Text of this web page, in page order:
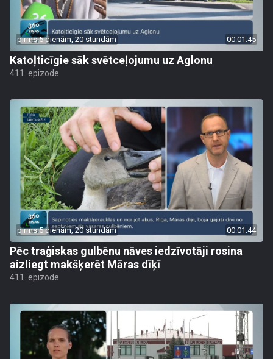
pirms 5 dienām, 20 stundām 00:01:45
Katoļticīgie sāk svētceļojumu uz Aglonu
411. epizode
pirms 5 dienām, 20 stundām 00:01:44
Pēc traģiskas gulbēnu nāves iedzīvotāji rosina
aizliegt makšķerēt Māras dīķī
411. epizode